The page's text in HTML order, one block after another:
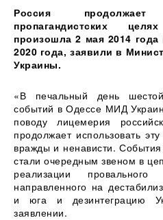
Россия
пропагандистских
произошла 2 мая 2014
2020 года, заявили в
Украины.
«В печальный день
событий в Одессе МИД
поводу лицемерия
продолжает использовать
вражды и ненависти.
стали очередным звеном в
реализации провального
направленного на
и юга и дезинтеграцию
заявлении.